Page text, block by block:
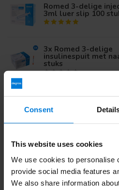
Consent
This website uses cookies
We use cookies to personalise
provide social media features
We also share information
Romed 3-delige
3ml luer slip 100
3x Romed 3-delige
insulinespuit met
stuks
Degros
Alcoholdoekjes
Heb je vragen over dit
Of heb je hulp nodig bij je
mail met onze Klantenserviceof